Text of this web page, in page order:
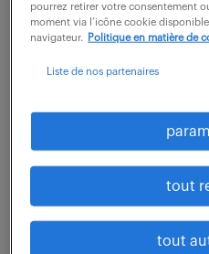
voir l'offre
technicien des
préparateur (f/h)
7 août 2026
pourrez retirer votre consentement
moment via l’icône cookie
navigateur.
Politique en matière de
Liste de nos partenaires
tout
tout